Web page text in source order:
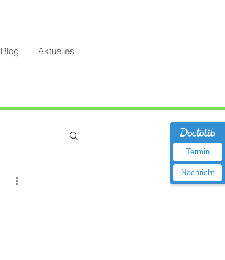
Blog Aktuelles
Termin
Nachricht